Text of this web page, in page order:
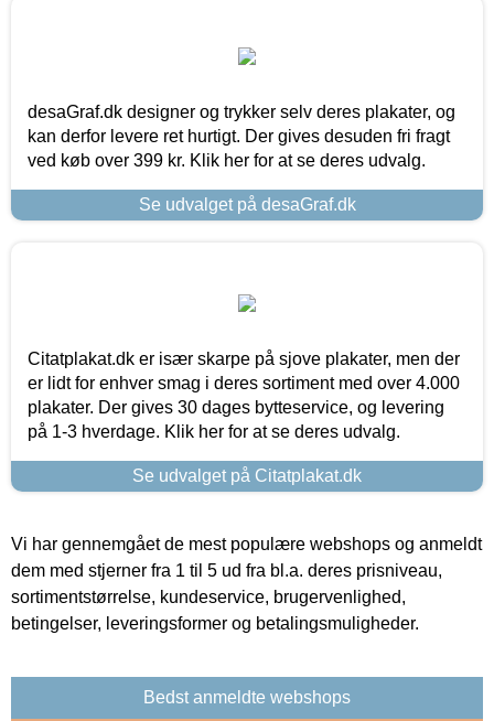
desaGraf.dk designer og trykker selv deres plakater, og
kan derfor levere ret hurtigt. Der gives desuden fri fragt
ved køb over 399 kr. Klik her for at se deres udvalg.
Se udvalget på desaGraf.dk
Citatplakat.dk er især skarpe på sjove plakater, men der
er lidt for enhver smag i deres sortiment med over 4.000
plakater. Der gives 30 dages bytteservice, og levering
på 1-3 hverdage. Klik her for at se deres udvalg.
Se udvalget på Citatplakat.dk
Vi har gennemgået de mest populære webshops og anmeldt
dem med stjerner fra 1 til 5 ud fra bl.a. deres prisniveau,
sortimentstørrelse, kundeservice, brugervenlighed,
betingelser, leveringsformer og betalingsmuligheder.
Bedst anmeldte webshops